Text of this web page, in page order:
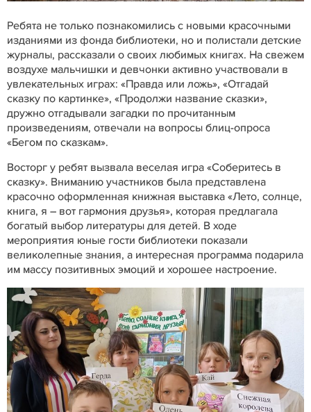
Ребята не только познакомились с новыми красочными
изданиями из фонда библиотеки, но и полистали детские
журналы, рассказали о своих любимых книгах. На свежем
воздухе мальчишки и девчонки активно участвовали в
увлекательных играх: «Правда или ложь», «Отгадай
сказку по картинке», «Продолжи название сказки»,
дружно отгадывали загадки по прочитанным
произведениям, отвечали на вопросы блиц-опроса
«Бегом по сказкам».
Восторг у ребят вызвала веселая игра «Соберитесь в
сказку». Вниманию участников была представлена
красочно оформленная книжная выставка «Лето, солнце,
книга, я – вот гармония друзья», которая предлагала
богатый выбор литературы для детей. В ходе
мероприятия юные гости библиотеки показали
великолепные знания, а интересная программа подарила
им массу позитивных эмоций и хорошее настроение.